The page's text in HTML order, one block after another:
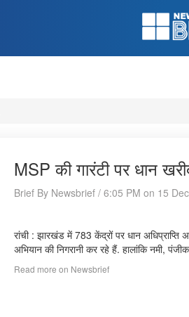
MSP की गारंटी पर धान
Brief By Newsbrief / 6:05 PM on 15
रांची : झारखंड में 783 केंद्रों पर धान
अभियान की निगरानी कर रहे हैं. हालांकि नमी,
Read more on Newsbrief